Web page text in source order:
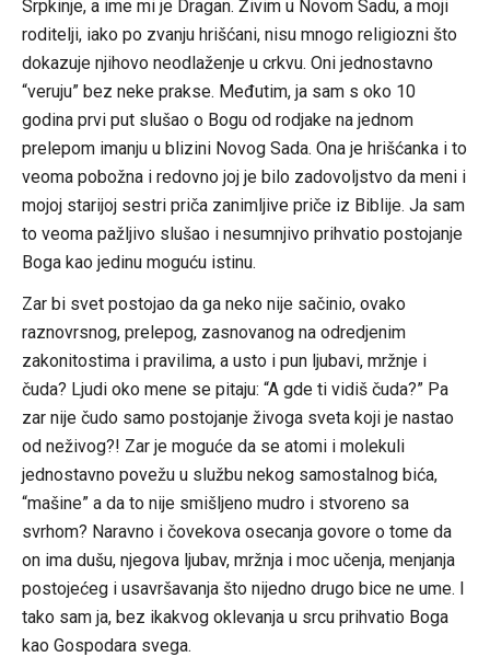
Srpkinje, a ime mi je Dragan. Živim u Novom Sadu, a moji
roditelji, iako po zvanju hrišćani, nisu mnogo religiozni što
dokazuje njihovo neodlaženje u crkvu. Oni jednostavno
“veruju” bez neke prakse. Međutim, ja sam s oko 10
godina prvi put slušao o Bogu od rodjake na jednom
prelepom imanju u blizini Novog Sada. Ona je hrišćanka i to
veoma pobožna i redovno joj je bilo zadovoljstvo da meni i
mojoj starijoj sestri priča zanimljive priče iz Biblije. Ja sam
to veoma pažljivo slušao i nesumnjivo prihvatio postojanje
Boga kao jedinu moguću istinu.
Zar bi svet postojao da ga neko nije sačinio, ovako
raznovrsnog, prelepog, zasnovanog na odredjenim
zakonitostima i pravilima, a usto i pun ljubavi, mržnje i
čuda? Ljudi oko mene se pitaju: “A gde ti vidiš čuda?” Pa
zar nije čudo samo postojanje živoga sveta koji je nastao
od neživog?! Zar je moguće da se atomi i molekuli
jednostavno povežu u službu nekog samostalnog bića,
“mašine” a da to nije smišljeno mudro i stvoreno sa
svrhom? Naravno i čovekova osecanja govore o tome da
on ima dušu, njegova ljubav, mržnja i moc učenja, menjanja
postojećeg i usavršavanja što nijedno drugo bice ne ume. I
tako sam ja, bez ikakvog oklevanja u srcu prihvatio Boga
kao Gospodara svega.